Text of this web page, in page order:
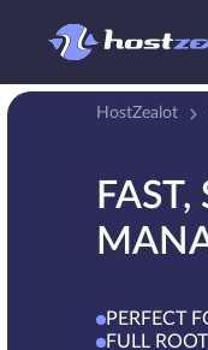
HostZealot
PERFECT
FULL